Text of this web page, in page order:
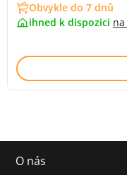
Obvykle do 7 dnů
ihned k dispozici na
O nás